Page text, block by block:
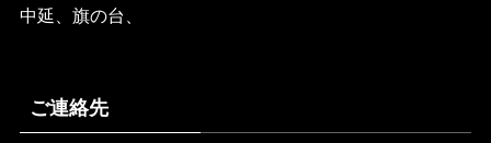
中延、旗の台、
ご連絡先